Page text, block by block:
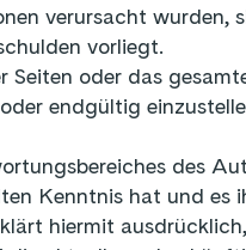
verursacht wurden,
vorliegt.
Seiten oder das
endgültig
des
Kenntnis hat und es
hiermit